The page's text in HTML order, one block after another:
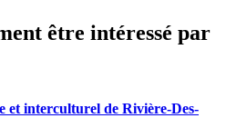
être intéressé par
et interculturel de Rivière-Des-